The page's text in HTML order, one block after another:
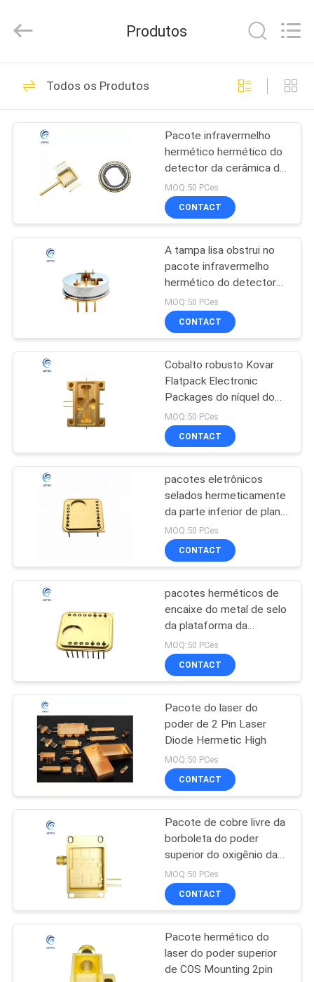
CASA
PRODUTOS
SOBRE
NÓS
EXCURSÃO
FÁBRICA
DA
QUALIDADE
CONTACTE-
NOTÍCIA
SITE
PRIVACY
POLICY
Rights
by
Pacotes eletrônicos
selados
hermeticamente
19
Pacote hermético
do laser do poder
superior
20
Pacote de fibra
ótica hermético de
uma comunicação
Pacote da borboleta
Pacote do esboço
do transistor
12
Pacote híbrido do
circuito integrado
4
Produtos
Todos os Produtos
Pacote infravermelho
hermético hermético do
detector da cerâmica do
nitreto de alumínio
MOQ:50 PCes
CONTACT
A tampa lisa obstrui no
pacote infravermelho
hermético do detector
4J29
MOQ:50 PCes
CONTACT
Cobalto robusto Kovar
Flatpack Electronic
Packages do níquel do
ferro
MOQ:50 PCes
CONTACT
pacotes eletrônicos
selados hermeticamente
da parte inferior de plano
da profundidade de
1.5mm
MOQ:50 PCes
CONTACT
pacotes herméticos de
encaixe do metal de selo
da plataforma da
resistência da C.C. 500V
MOQ:50 PCes
CONTACT
Pacote do laser do
poder de 2 Pin Laser
Diode Hermetic High
MOQ:50 PCes
CONTACT
Pacote de cobre livre da
borboleta do poder
superior do oxigênio da
dissipação de calor
MOQ:50 PCes
CONTACT
Pacote hermético do
laser do poder superior
de COS Mounting 2pin